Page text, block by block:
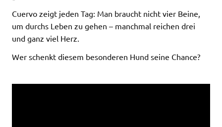
Cuervo zeigt jeden Tag: Man braucht nicht vier Beine,
um durchs Leben zu gehen – manchmal reichen drei
und ganz viel Herz.
Wer schenkt diesem besonderen Hund seine Chance?